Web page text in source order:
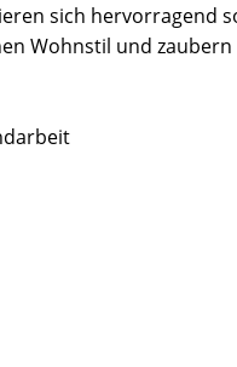
sich hervorragend
Wohnstil und